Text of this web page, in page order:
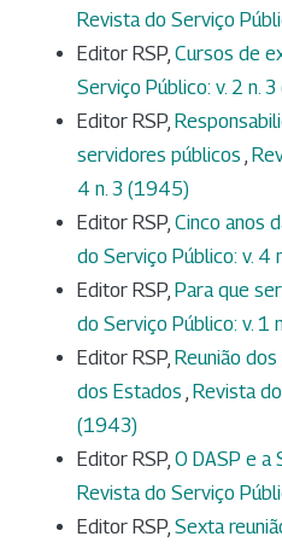
Revista do Serviço
Editor RSP, Cursos de
Serviço Público: v. 2 n.
Editor RSP,
servidores públicos ,
4 n. 3 (1945)
Editor RSP, Cinco anos
do Serviço Público: v. 4
Editor RSP, Para que
do Serviço Público: v. 1
Editor RSP, Reunião
dos Estados , Revista
(1943)
Editor RSP, O DASP e a
Revista do Serviço
Editor RSP, Sexta